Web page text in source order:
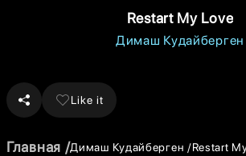
Restart My Love
Димаш Кудайберген
Like it
Главная Димаш Кудайберген Restart